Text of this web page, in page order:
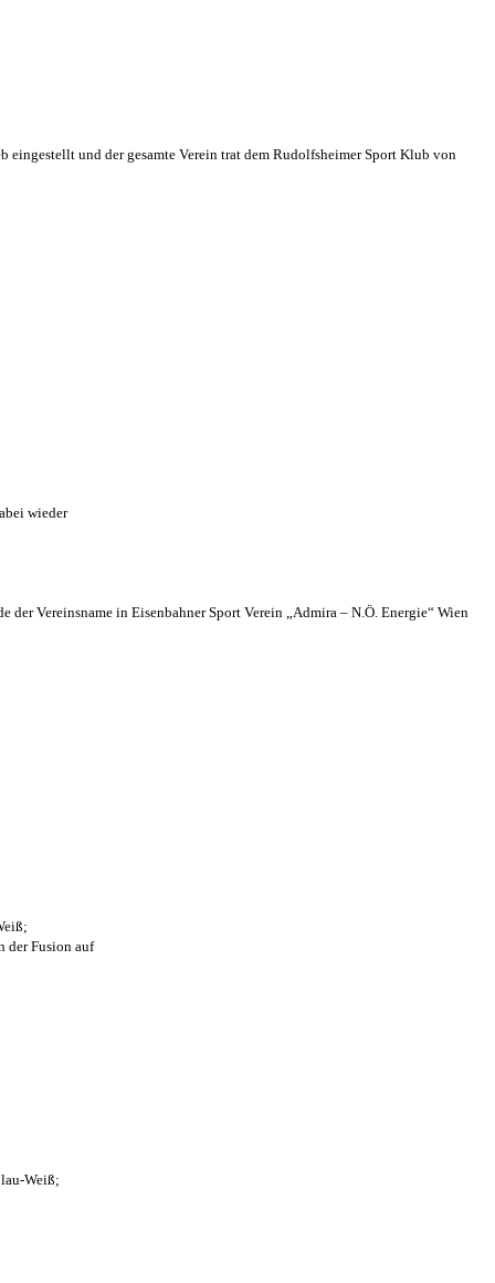
eingestellt und der gesamte Verein trat dem Rudolfsheimer Sport Klub von
wieder
der Vereinsname in Eisenbahner Sport Verein „Admira – N.Ö. Energie“ Wien
der Fusion auf
Weiß;